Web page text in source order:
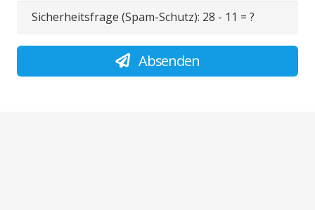
Sicherheitsfrage (Spam-Schutz): 28 - 11 = ?
Absenden